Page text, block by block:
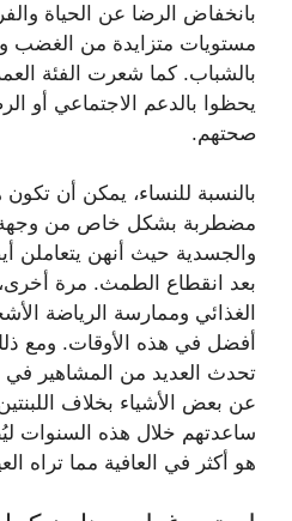
بانخفاض الرضا عن الحياة
مستويات متزايدة من الغضب
بالشباب. كما شعرت الفئة
يحظوا بالدعم الاجتماعي أو
صحتهم.
بالنسبة للنساء، يمكن أن تكون
مضطربة بشكل خاص من وجهة
والجسدية حيث أنهن يتعاملن
بعد انقطاع الطمث. مرة
الغذائي وممارسة الرياضة
أفضل في هذه الأوقات. ومع
تحدث العديد من المشاهير في
عن بعض الأشياء بخلاف
ساعدتهم خلال هذه السنوات
هو أكثر في العافية مما تراه